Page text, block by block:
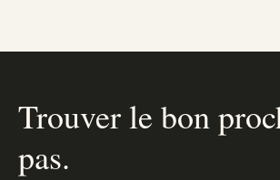
Trouver le bon
pas.